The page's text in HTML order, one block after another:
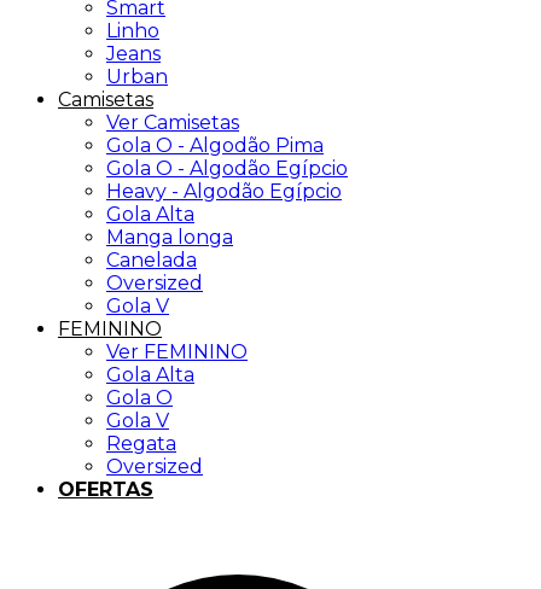
Smart
Linho
Jeans
Urban
Camisetas
Ver Camisetas
Gola O - Algodão Pima
Gola O - Algodão Egípcio
Heavy - Algodão Egípcio
Gola Alta
Manga longa
Canelada
Oversized
Gola V
FEMININO
Ver FEMININO
Gola Alta
Gola O
Gola V
Regata
Oversized
OFERTAS